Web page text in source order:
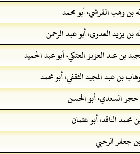
بن وهب القرشي، أبو محمد
بن يزيد العدوي، أبو عبد الرحمن
بن عبد العزيز العتكي، أبو عبد الحميد
بن عبد المجيد الثقفي، أبو محمد
حجر السعدي، أبو الحسن
محمد الناقد، أبو عثمان
جعفر الرحبي